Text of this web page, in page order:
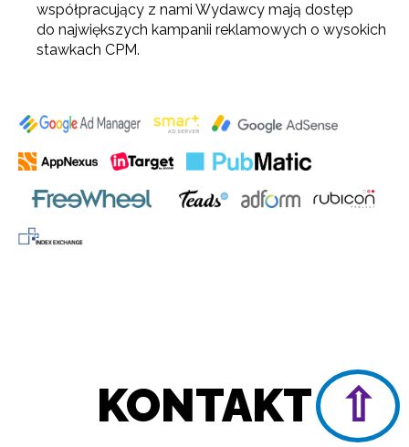
współpracujący z nami Wydawcy mają dostęp
do największych kampanii reklamowych o wysokich
stawkach CPM.
KONTAKT ⇧